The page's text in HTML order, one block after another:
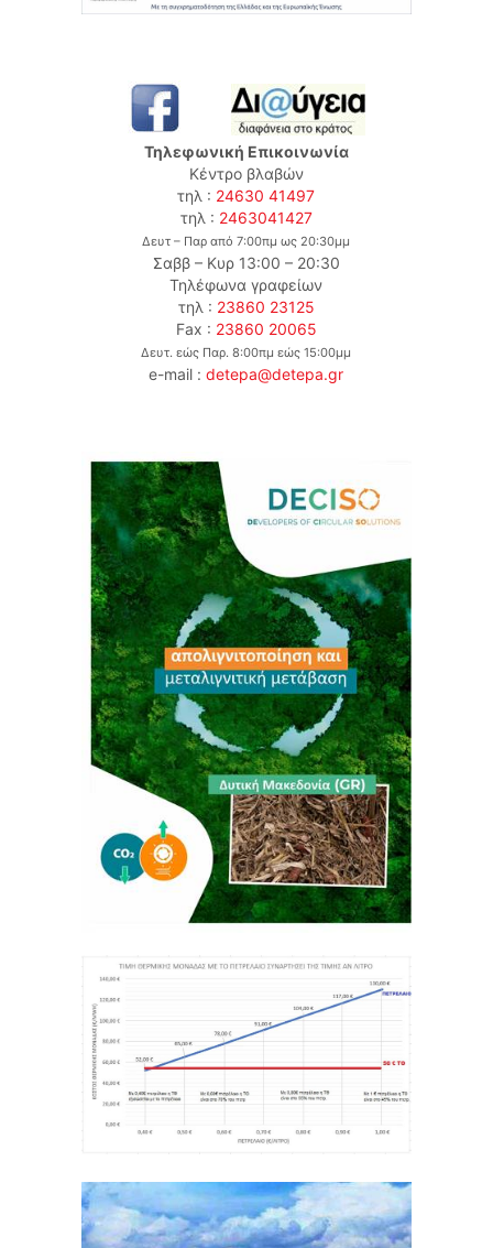
Τηλεφωνική Επικοινωνία
Κέντρο βλαβών
τηλ : 24630 41497
τηλ : 2463041427
Δευτ – Παρ από 7:00πμ ως 20:30μμ
Σαββ – Κυρ 13:00 – 20:30
Τηλέφωνα γραφείων
τηλ : 23860 23125
Fax : 23860 20065
Δευτ. εώς Παρ. 8:00πμ εώς 15:00μμ
e-mail :detepa@detepa.gr